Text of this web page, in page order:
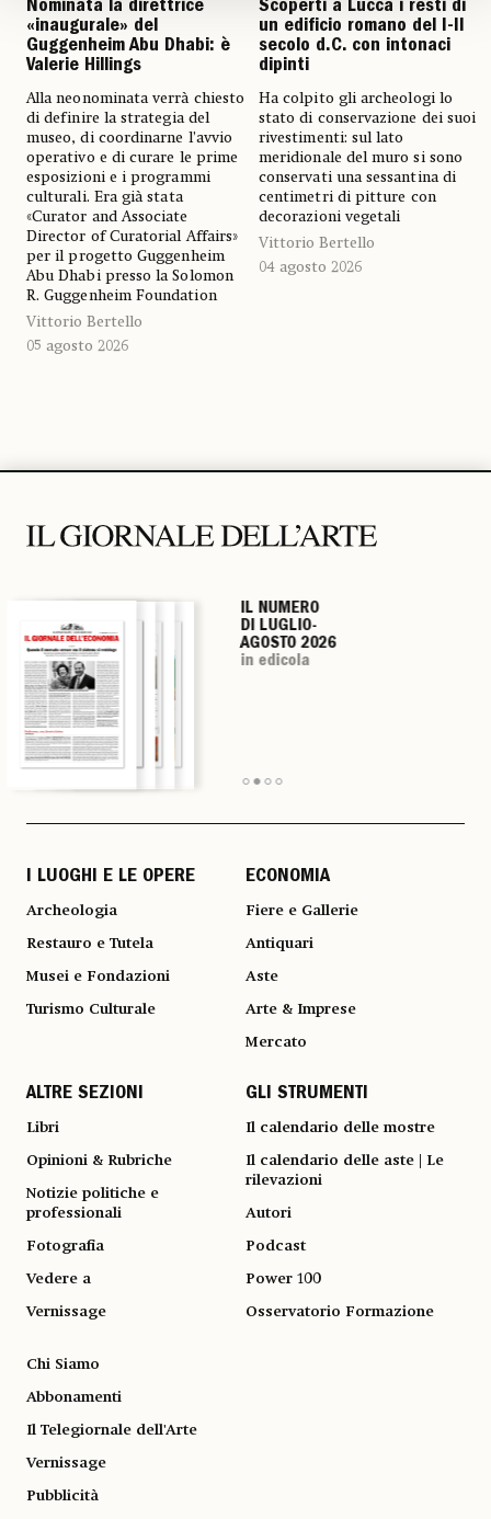
Nominata la direttrice
«inaugurale» del
Guggenheim Abu Dhabi: è
Valerie Hillings
Alla neonominata verrà chiesto
di definire la strategia del
museo, di coordinarne l’avvio
operativo e di curare le prime
esposizioni e i programmi
culturali. Era già stata
«Curator and Associate
Director of Curatorial Affairs»
per il progetto Guggenheim
Abu Dhabi presso la Solomon
R. Guggenheim Foundation
Vittorio Bertello
05 agosto 2026
Scoperti a Lucca i resti di
un edificio romano del I-II
secolo d.C. con intonaci
dipinti
Ha colpito gli archeologi lo
stato di conservazione dei suoi
rivestimenti: sul lato
meridionale del muro si sono
conservati una sessantina di
centimetri di pitture con
decorazioni vegetali
Vittorio Bertello
04 agosto 2026
IL NUMERO
DI LUGLIO-
AGOSTO 2026
in edicola
IL NUMERO
DI LUGLIO-
AGOSTO 2026
in edicola
IL NUMERO
DI LUGLIO-
AGOSTO 2026
in edicola
IL NUMERO
DI LUGLIO-
AGOSTO 2026
in edicola
I LUOGHI E LE OPERE
Archeologia
Restauro e Tutela
Musei e Fondazioni
Turismo Culturale
ECONOMIA
Fiere e Gallerie
Antiquari
Aste
Arte & Imprese
Mercato
ALTRE SEZIONI
Libri
Opinioni & Rubriche
Notizie politiche e
professionali
Fotografia
Vedere a
Vernissage
GLI STRUMENTI
Il calendario delle mostre
Il calendario delle aste | Le
rilevazioni
Autori
Podcast
Power 100
Osservatorio Formazione
Chi Siamo
Abbonamenti
Il Telegiornale dell'Arte
Vernissage
Pubblicità